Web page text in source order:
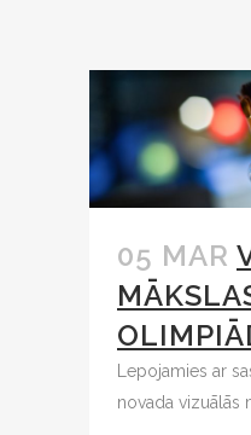
05 MAR
Lepojamies ar
novada vizuālās